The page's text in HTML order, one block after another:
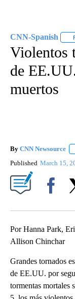
CNN-Spanish
Violentos
de
muertos
By CNN Newsource
Published March 15,
Por Hanna Park,
Allison Chinchar
Grandes tornados
de EE.UU. por
tormentas mortales